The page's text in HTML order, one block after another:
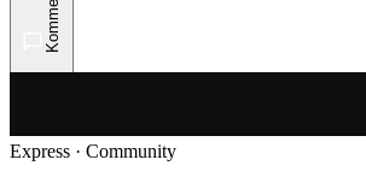
Express · Community